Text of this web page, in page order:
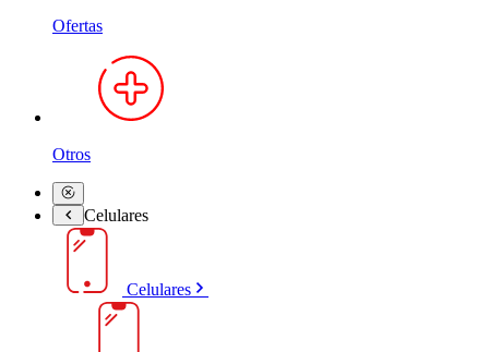
Ofertas
Otros
Celulares
Celulares